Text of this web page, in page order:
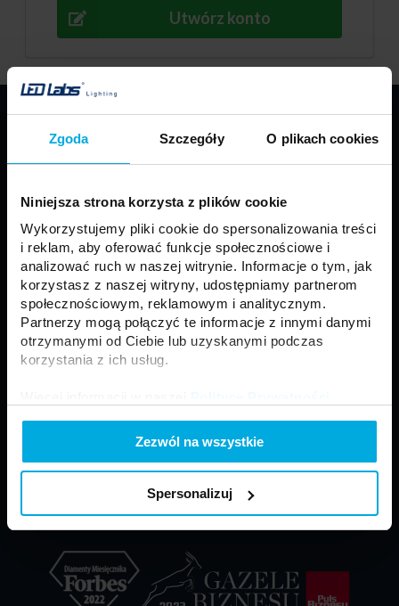
Zgoda Szczegóły O plikach cookies
Niniejsza strona korzysta z plików cookie
Wykorzystujemy pliki cookie do spersonalizowania treści
i reklam, aby oferować funkcje społecznościowe i
analizować ruch w naszej witrynie. Informacje o tym, jak
korzystasz z naszej witryny, udostępniamy partnerom
społecznościowym, reklamowym i analitycznym.
Partnerzy mogą połączyć te informacje z innymi danymi
otrzymanymi od Ciebie lub uzyskanymi podczas
korzystania z ich usług.
Zezwól na wszystkie
Spersonalizuj
Utwórz konto
Zasilacze Sterowniki
Oprawy sufitowe Moduły
Motoryzacja Złącza i akcesoria
Panele LED Naświetlacze LED
Neony LED Lampy zewnętrzne
Materiały do pobrania
Dokumenty reklamacyjne Relacje inwestorskie
Kodeks postępowania